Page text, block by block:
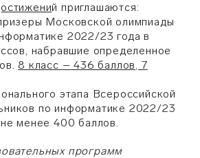
й приглашаются:
Московской олимпиады
2022/23 года в
набравшие определенное
8 класс – 436 баллов, 7
этапа Всероссийской
по информатике 2022/23
менее 400 баллов.
программ